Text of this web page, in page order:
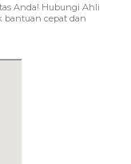
Anda! Hubungi Ahli
bantuan cepat dan